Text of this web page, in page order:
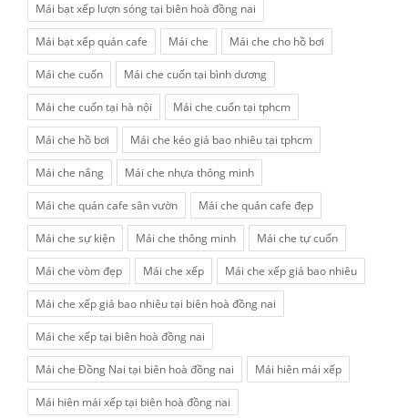
Mái bạt xếp lượn sóng tại biên hoà đồng nai
Mái bạt xếp quán cafe Mái che Mái che cho hồ bơi
Mái che cuốn Mái che cuốn tại bình dương
Mái che cuốn tại hà nội Mái che cuốn tại tphcm
Mái che hồ bơi Mái che kéo giá bao nhiêu tại tphcm
Mái che nắng Mái che nhựa thông minh
Mái che quán cafe sân vườn Mái che quán cafe đẹp
Mái che sự kiện Mái che thông minh Mái che tự cuốn
Mái che vòm đẹp Mái che xếp Mái che xếp giá bao nhiêu
Mái che xếp giá bao nhiêu tại biên hoà đồng nai
Mái che xếp tại biên hoà đồng nai
Mái che Đồng Nai tại biên hoà đồng nai Mái hiên mái xếp
Mái hiên mái xếp tại biên hoà đồng nai